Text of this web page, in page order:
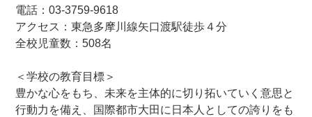
電話：03-3759-9618
アクセス：東急多摩川線矢口渡駅徒歩４分
全校児童数：508名
＜学校の教育目標＞
豊かな心をもち、未来を主体的に切り拓いていく意思と
行動力を備え、国際都市大田に日本人としての誇りをも